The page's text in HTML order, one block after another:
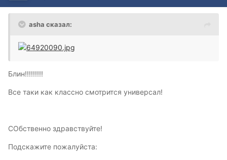
asha сказал:
Блин!!!!!!!!!
Все таки как классно смотрится универсал!
СОбственно здравствуйте!
Подскажите пожалуйста: